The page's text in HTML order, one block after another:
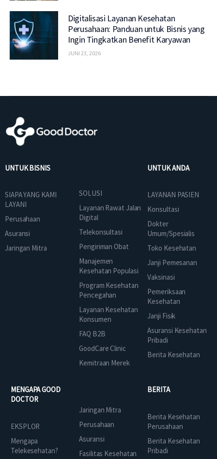
Digitalisasi Layanan Kesehatan
Perusahaan: Panduan untuk Bisnis yang
Ingin Tingkatkan Benefit Karyawan
JUNI 23, 2026
UNTUK BISNIS
SIAPA YANG KAMI
LAYANI
Perusahaan
Asuransi
Jaringan Mitra
SOLUSI
Layanan Rawat Jalan
Digital
Telekonsultasi
Pengiriman Obat
Manajemen
Kesehatan Populasi
Program Kesehatan
Pencegahan
Layanan Kesehatan
Konsumen
FAQ B2B
GoodCare Clinic
Kemitraan Merek
UNTUK ANDA
LAYANAN PASIEN
Konsultasi
Dokter
Umum/Spesialis
Toko Kesehatan
Janji Pemesanan
Vaksinasi
Pemeriksaan
Kesehatan
Janji Fisik
Asuransi Kesehatan
Pribadi
Berita Kesehatan
MENGAPA GOOD
DOCTOR
EKSPLOR
Mengapa
Telekesehatan?
Jaringan Mitra
Perusahaan
Asuransi
Fasilitas Kesehatan
BERITA
Berita Kesehatan
Perusahaan
Berita Kesehatan
Pribadi